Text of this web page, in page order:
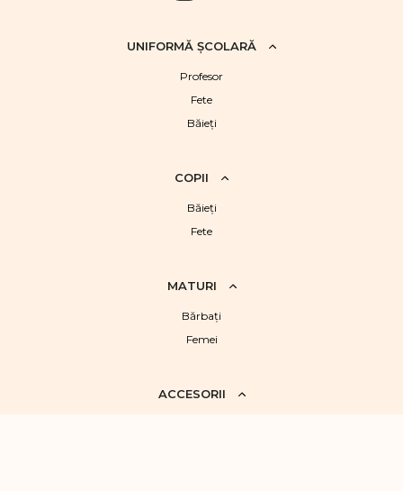
UNIFORMĂ ŞCOLARĂ
Profesor
Fete
Băieţi
COPII
Băieţi
Fete
MATURI
Bărbaţi
Femei
ACCESORII